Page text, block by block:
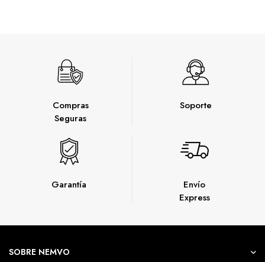
Garantía
Compras
Seguras
Envío
Express
Soporte
SOBRE NEMVO